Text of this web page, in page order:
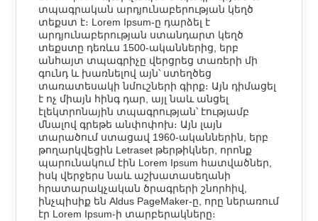
տպագրական արդյունաբերության կեղծ
տեքստ է։ Lorem Ipsum-ը դարձել է
արդյունաբերության ստանդարտ կեղծ
տեքստը դեռևս 1500-ականներից, երբ
անհայտ տպագրիչը վերցրեց տառերի մի
գունդ և խառնելով այն՝ ստեղծեց
տառատեսակի նմուշների գիրք։ Այն դիմացել
է ոչ միայն հինգ դար, այլ նաև անցել
էլեկտրոնային տպագրության՝ էությամբ
մնալով գրեթե անփոփոխ։ Այն լայն
տարածում ստացավ 1960-ականներին, երբ
թողարկվեցին Letraset թերթիկներ, որոնք
պարունակում էին Lorem Ipsum հատվածներ,
իսկ վերջերս նաև աշխատասեղանի
հրատարակչական ծրագրերի շնորհիվ,
ինչպիսիք են Aldus PageMaker-ը, որը ներառում
էր Lorem Ipsum-ի տարբերակները։